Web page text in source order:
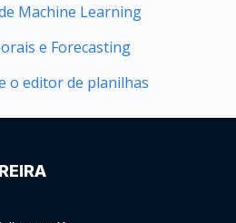
Machine Learning
e Forecasting
o editor de planilhas